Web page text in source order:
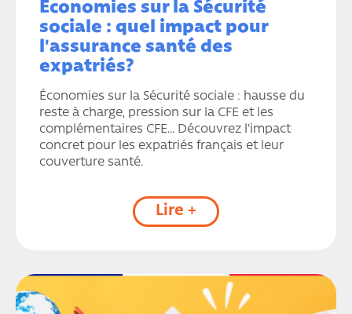
Économies sur la Sécurité
sociale : quel impact pour
l'assurance santé des
expatriés?
Économies sur la Sécurité sociale : hausse du
reste à charge, pression sur la CFE et les
complémentaires CFE… Découvrez l'impact
concret pour les expatriés français et leur
couverture santé.
Lire +